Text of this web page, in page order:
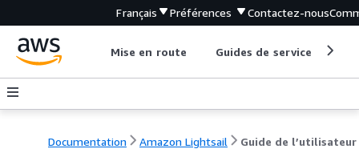
Français Préférences Contactez-nous
Mise en route Guides de service
Documentation Amazon Lightsail Guide de l’utilisateur